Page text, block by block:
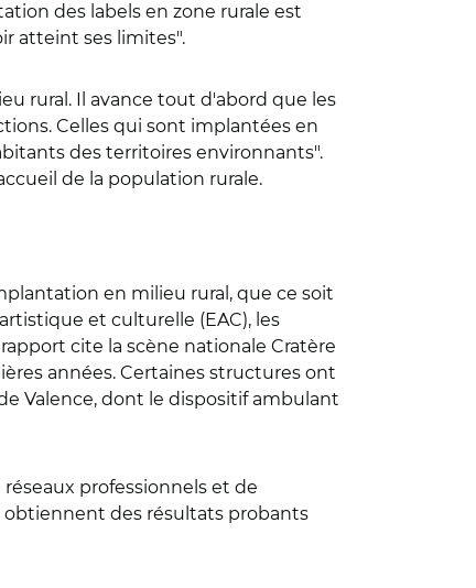
des labels en zone rurale est
atteint ses limites".
rural. Il avance tout d'abord que les
Celles qui sont implantées en
des territoires environnants".
de la population rurale.
en milieu rural, que ce soit
et culturelle (EAC), les
cite la scène nationale Cratère
années. Certaines structures ont
Valence, dont le dispositif ambulant
professionnels et de
obtiennent des résultats probants